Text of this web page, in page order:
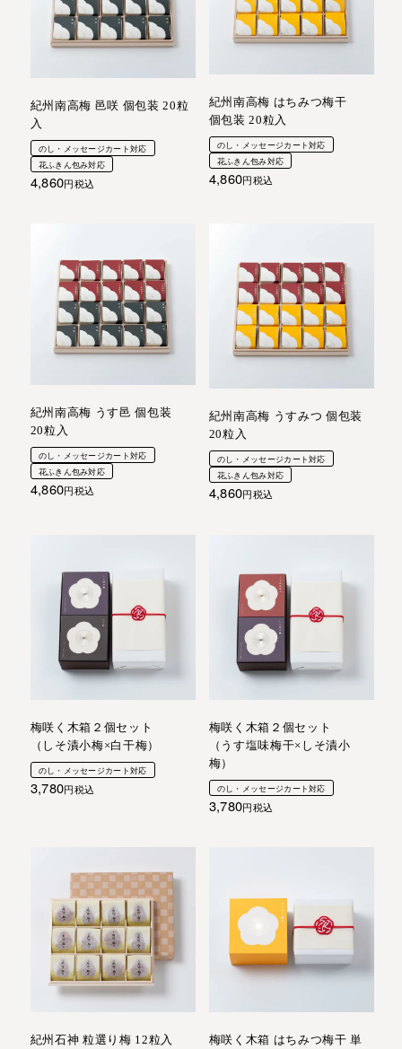
紀州南高梅 邑咲 個包装 20粒
入
のし・メッセージカート対応
花ふきん包み対応
4,860 税込
紀州南高梅 はちみつ梅干
個包装 20粒入
のし・メッセージカート対応
花ふきん包み対応
4,860 税込
紀州南高梅 うす邑 個包装
20粒入
のし・メッセージカート対応
花ふきん包み対応
4,860 税込
紀州南高梅 うすみつ 個包装
20粒入
のし・メッセージカート対応
花ふきん包み対応
4,860 税込
梅咲く木箱２個セット
（しそ漬小梅×白干梅）
のし・メッセージカート対応
3,780 税込
梅咲く木箱２個セット
（うす塩味梅干×しそ漬小
梅）
のし・メッセージカート対応
3,780 税込
紀州石神 粒選り梅 12粒入
梅咲く木箱 はちみつ梅干 単